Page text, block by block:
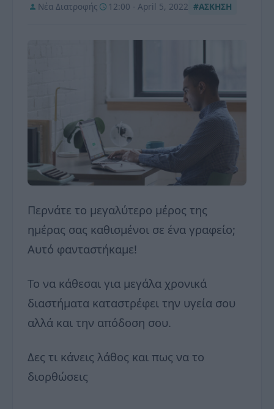
Νέα Διατροφής 12:00 - April 5, 2022 #ΑΣΚΗΣΗ
Περνάτε το μεγαλύτερο μέρος της
ημέρας σας καθισμένοι σε ένα γραφείο;
Αυτό φανταστήκαμε!
Το να κάθεσαι για μεγάλα χρονικά
διαστήματα καταστρέφει την υγεία σου
αλλά και την απόδοση σου.
Δες τι κάνεις λάθος και πως να το
διορθώσεις